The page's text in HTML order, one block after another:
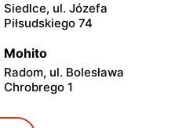
Siedlce, ul. Józefa
Piłsudskiego 74
Mohito
Radom, ul. Bolesława
Chrobrego 1
Mohito